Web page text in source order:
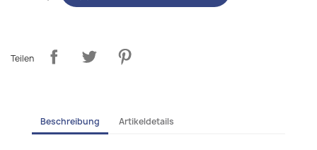
Teilen
Beschreibung Artikeldetails